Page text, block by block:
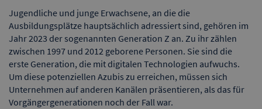
Jugendliche und junge Erwachsene, an die die
Ausbildungsplätze hauptsächlich adressiert sind, gehören im
Jahr 2023 der sogenannten Generation Z an. Zu ihr zählen
zwischen 1997 und 2012 geborene Personen. Sie sind die
erste Generation, die mit digitalen Technologien aufwuchs.
Um diese potenziellen Azubis zu erreichen, müssen sich
Unternehmen auf anderen Kanälen präsentieren, als das für
Vorgängergenerationen noch der Fall war.